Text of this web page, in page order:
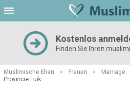
Kostenlos
Finden Sie Ihren
Muslimische Ehen > Frauen > Marriage
Provincie Luik